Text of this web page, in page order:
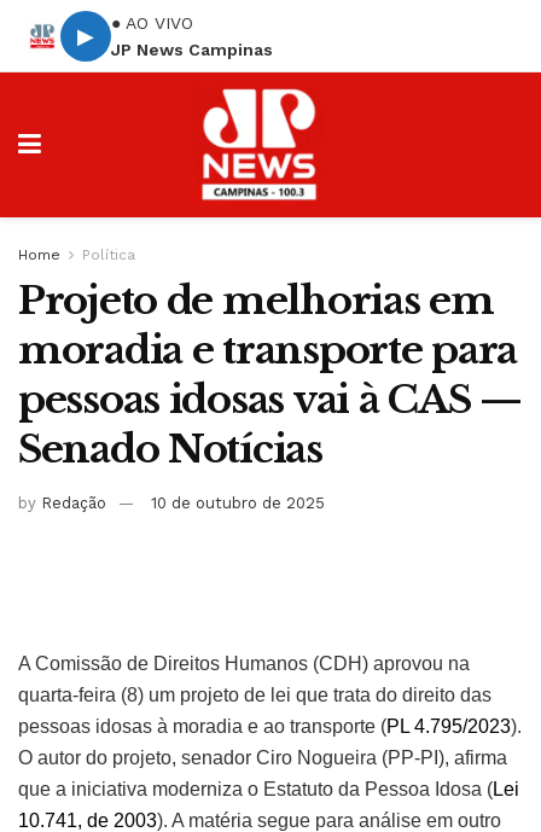
▶
● AO VIVO
JP News Campinas
Home Política
Projeto de melhorias em
moradia e transporte para
pessoas idosas vai à CAS —
Senado Notícias
by Redação 10 de outubro de 2025
A Comissão de Direitos Humanos (CDH) aprovou na
quarta-feira (8) um projeto de lei que trata do direito das
pessoas idosas à moradia e ao transporte (PL 4.795/2023).
O autor do projeto, senador Ciro Nogueira (PP-PI), afirma
que a iniciativa moderniza o Estatuto da Pessoa Idosa (Lei
10.741, de 2003). A matéria segue para análise em outro